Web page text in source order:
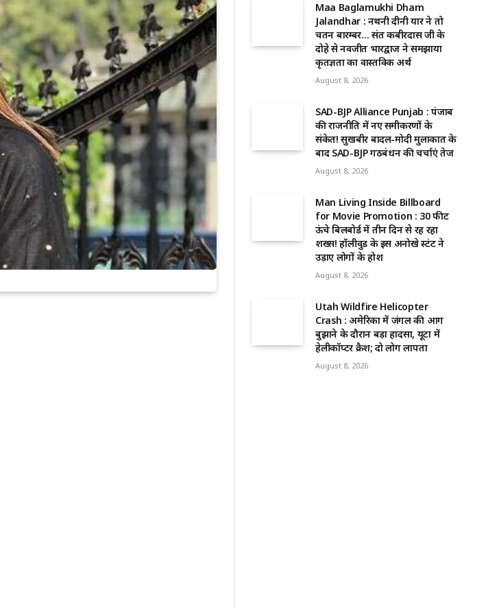
Maa Baglamukhi Dham
Jalandhar : नथनी दीनी यार ने तो
चिंतन बारम्बर… संत कबीरदास जी के
दोहे से नवजीत भारद्वाज ने समझाया
कृतज्ञता का वास्तविक अर्थ
August 8, 2026
SAD-BJP Alliance Punjab : पंजाब
की राजनीति में नए समीकरणों के
संकेत! सुखबीर बादल-मोदी मुलाकात के
बाद SAD-BJP गठबंधन की चर्चाएं तेज
August 8, 2026
Man Living Inside Billboard
for Movie Promotion : 30 फीट
ऊंचे बिलबोर्ड में तीन दिन से रह रहा
शख्स! हॉलीवुड के इस अनोखे स्टंट ने
उड़ाए लोगों के होश
August 8, 2026
Utah Wildfire Helicopter
Crash : अमेरिका में जंगल की आग
बुझाने के दौरान बड़ा हादसा, यूटा में
हेलीकॉप्टर क्रैश; दो लोग लापता
August 8, 2026